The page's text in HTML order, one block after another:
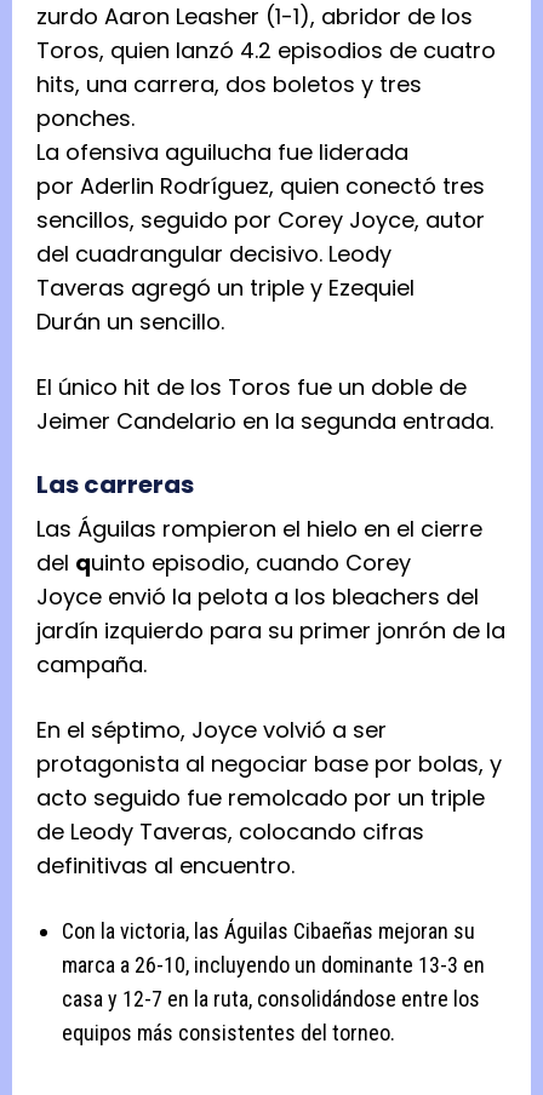
zurdo Aaron Leasher (1-1), abridor de los
Toros, quien lanzó 4.2 episodios de cuatro
hits, una carrera, dos boletos y tres
ponches.
La ofensiva aguilucha fue liderada
por Aderlin Rodríguez, quien conectó tres
sencillos, seguido por Corey Joyce, autor
del cuadrangular decisivo. Leody
Taveras agregó un triple y Ezequiel
Durán un sencillo.
El único hit de los Toros fue un doble de
Jeimer Candelario en la segunda entrada.
Las carreras
Las Águilas rompieron el hielo en el cierre
del quinto episodio, cuando Corey
Joyce envió la pelota a los bleachers del
jardín izquierdo para su primer jonrón de la
campaña.
En el séptimo, Joyce volvió a ser
protagonista al negociar base por bolas, y
acto seguido fue remolcado por un triple
de Leody Taveras, colocando cifras
definitivas al encuentro.
Con la victoria, las Águilas Cibaeñas mejoran su
marca a 26-10, incluyendo un dominante 13-3 en
casa y 12-7 en la ruta, consolidándose entre los
equipos más consistentes del torneo.